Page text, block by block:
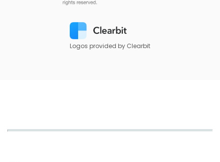
Logos provided by Clearbit